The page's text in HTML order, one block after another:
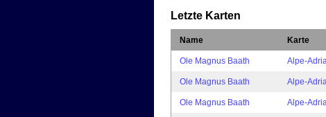
Letzte Karten
Name Karte
Ole Magnus Baath Alpe-
Ole Magnus Baath Alpe-
Ole Magnus Baath Alpe-